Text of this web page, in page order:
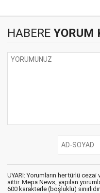
HABERE YORUM
UYARI: Yorumların her türlü
aittir. Mepa News, yapılan
600 karakterle (boşluklu) sınırlıdır.